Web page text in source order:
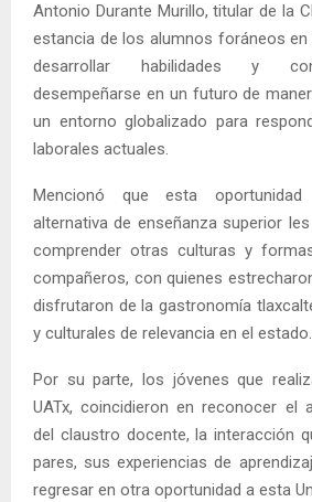
Antonio Durante Murillo, titular de la
estancia de los alumnos foráneos en
desarrollar habilidades y
desempeñarse en un futuro de
un entorno globalizado para
laborales actuales.
Mencionó que esta
alternativa de enseñanza superior
comprender otras culturas y
compañeros, con quienes
disfrutaron de la gastronomía
y culturales de relevancia en el estado.
Por su parte, los jóvenes que
UATx, coincidieron en reconocer el
del claustro docente, la interacción
pares, sus experiencias de
regresar en otra oportunidad a esta